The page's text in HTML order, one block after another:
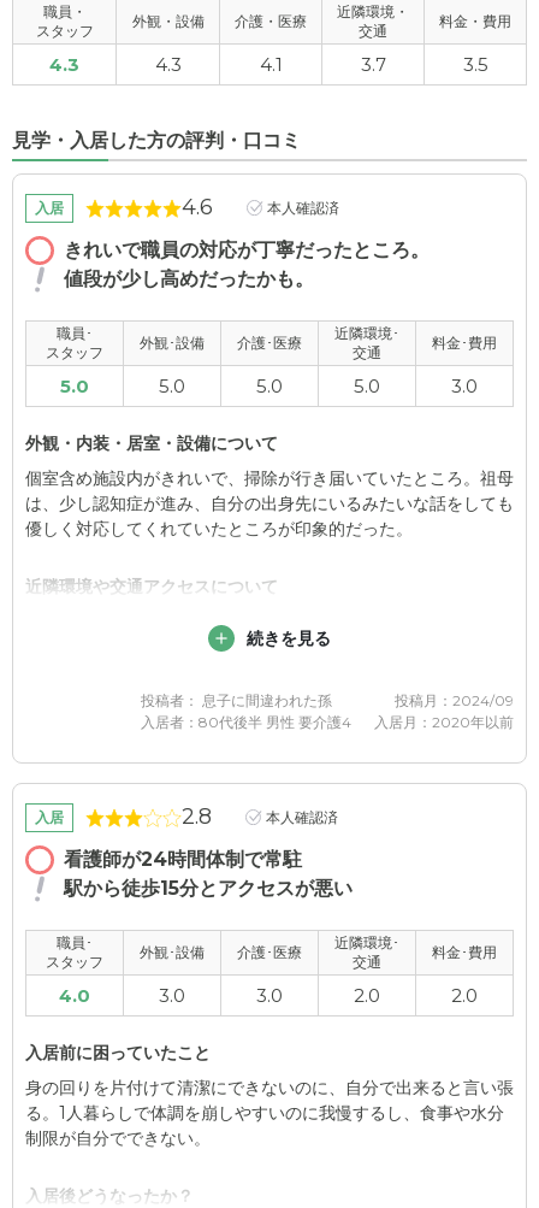
職員・
スタッフ
外観・設備 介護・医療
近隣環境・
交通
料金・費用
4.3 4.3 4.1 3.7 3.5
見学・入居した方の評判・口コミ
入居 4.6 本人確認済
きれいで職員の対応が丁寧だったところ。
値段が少し高めだったかも。
職員･
スタッフ
外観･設備 介護･医療
近隣環境･
交通
料金･費用
5.0 5.0 5.0 5.0 3.0
外観・内装・居室・設備について
個室含め施設内がきれいで、掃除が行き届いていたところ。祖母
は、少し認知症が進み、自分の出身先にいるみたいな話をしても
優しく対応してくれていたところが印象的だった。
近隣環境や交通アクセスについて
ほとんど思い浮かびませんが、駅から近いからか、駐車場がなか
ったような気がするのと、商店街の近くなため、行き方の案内が
続きを見る
投稿者： 息子に間違われた孫
投稿月：2024/09
入居者：80代後半 男性 要介護4
入居月：2020年以前
入居 2.8 本人確認済
看護師が24時間体制で常駐
駅から徒歩15分とアクセスが悪い
職員･
スタッフ
外観･設備 介護･医療
近隣環境･
交通
料金･費用
4.0 3.0 3.0 2.0 2.0
入居前に困っていたこと
身の回りを片付けて清潔にできないのに、自分で出来ると言い張
る。1人暮らしで体調を崩しやすいのに我慢するし、食事や水分
制限が自分でできない。
入居後どうなったか？